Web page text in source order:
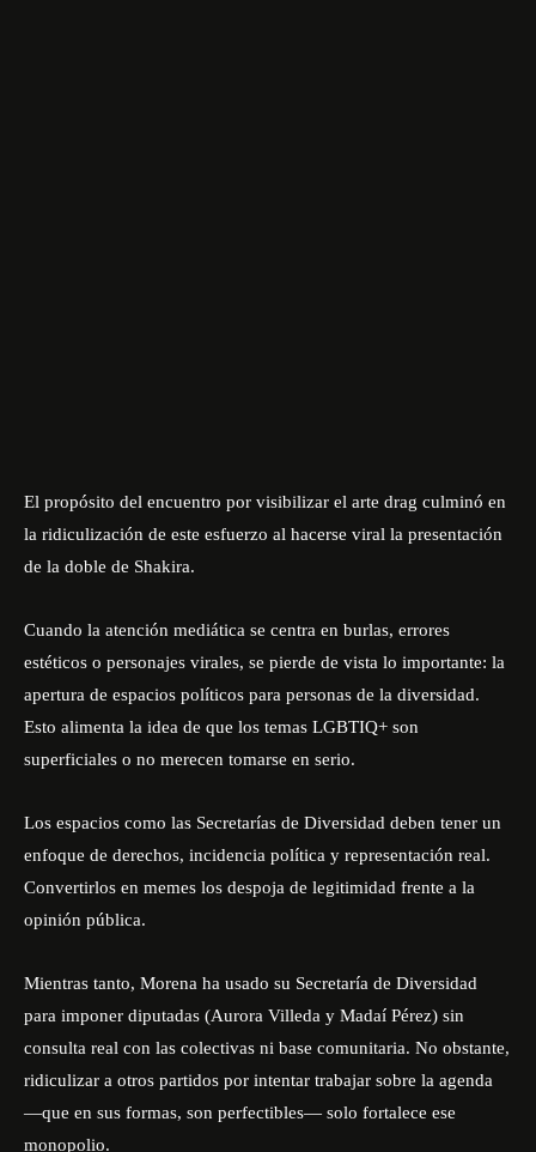
El propósito del encuentro por visibilizar el arte drag culminó en
la ridiculización de este esfuerzo al hacerse viral la presentación
de la doble de Shakira.
Cuando la atención mediática se centra en burlas, errores
estéticos o personajes virales, se pierde de vista lo importante: la
apertura de espacios políticos para personas de la diversidad.
Esto alimenta la idea de que los temas LGBTIQ+ son
superficiales o no merecen tomarse en serio.
Los espacios como las Secretarías de Diversidad deben tener un
enfoque de derechos, incidencia política y representación real.
Convertirlos en memes los despoja de legitimidad frente a la
opinión pública.
Mientras tanto, Morena ha usado su Secretaría de Diversidad
para imponer diputadas (Aurora Villeda y Madaí Pérez) sin
consulta real con las colectivas ni base comunitaria. No obstante,
ridiculizar a otros partidos por intentar trabajar sobre la agenda
—que en sus formas, son perfectibles— solo fortalece ese
monopolio.